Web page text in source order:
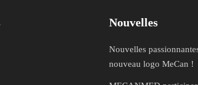
Nouvelles
Nouvelles
nouveau logo MeCan !